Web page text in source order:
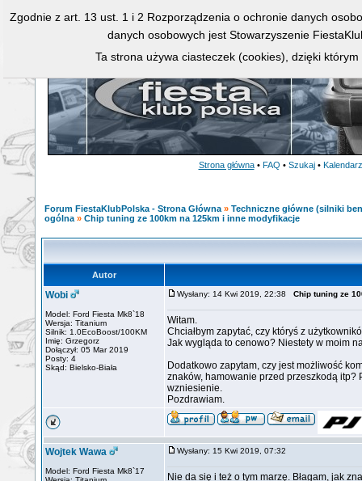
Strona główna • FAQ • Szukaj • Kalendarz
Forum FiestaKlubPolska - Strona Główna » Techniczne główne (silniki
ogólna » Chip tuning ze 100km na 125km i inne modyfikacje
Autor
Wobi
Model: Ford Fiesta Mk8`18
Wersja: Titanium
Silnik: 1.0EcoBoost/100KM
Imię: Grzegorz
Dołączył: 05 Mar 2019
Posty: 4
Skąd: Bielsko-Biała
Wysłany: 14 Kwi 2019, 22:38 Chip tuning ze
Witam.
Chciałbym zapytać, czy któryś z
Jak wygląda to cenowo? Niestety w moim
Dodatkowo zapytam, czy jest możliwość
znaków, hamowanie przed przeszkodą itp?
wzniesienie.
Pozdrawiam.
Wojtek Wawa
Model: Ford Fiesta Mk8`17
Wysłany: 15 Kwi 2019, 07:32
Nie da się i też o tym marzę. Błagam, jak
Zgodnie z art. 13 ust. 1 i 2 Rozporządzenia o ochronie danych
danych osobowych jest Stowarzyszenie
Ta strona używa ciasteczek (cookies), dzięki